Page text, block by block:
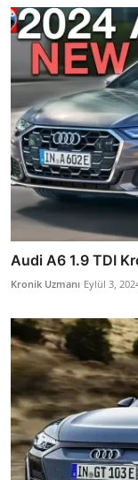
Audi A6 1.9 TDI
Kronik Uzmanı Eylül 3,